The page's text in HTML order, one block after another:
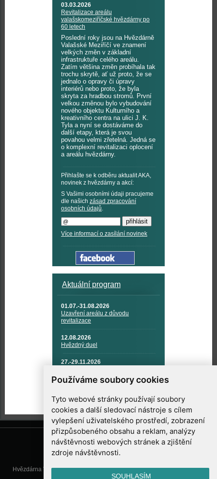
Používáme soubory cookies
Tyto webové stránky používají soubory
cookies a další sledovací nástroje s cílem
vylepšení uživatelského prostředí, zobrazení
přizpůsobeného obsahu a reklam, analýzy
návštěvnosti webových stránek a zjištění
zdroje návštěvnosti.
SOUHLASÍM
03.03.2026
Revitalizace areálu
valašskomeziříčské hvězdárny po
60 letech
Poslední roky jsou na Hvězdárně
Valašské Meziříčí ve znamení
velkých změn v základní
infrastruktuře celého areálu.
Zatím většina změn probíhala tak
trochu skrytě, ať už proto, že se
jednalo o opravy či úpravy
interiérů nebo proto, že byla
skryta za hradbou stromů. První
velkou změnou bylo vybudování
nového objektu Kulturního a
kreativního centra na ulici J. K.
Tyla a nyní se dostáváme do
další etapy, která je svou
povahou velmi zřetelná. Jedná se
o komplexní revitalizaci oplocení
a areálu hvězdárny.
Přihlašte se k odběru aktualit AKA,
novinek z hvězdárny a akcí:
S Vašimi osobními údaji pracujeme
dle našich zásad zpracování
osobních údajů.
Více informací o zasílání novinek
Aktuální program
01.07.-31.08.2026
Uzavření areálu z důvodu
revitalizace
12.08.2026
Hvězdný duel
27.-29.11.2026
TECHNIKA A KOSMICKÉ
TECHNOLOGIE
Hvězdárna Valašské Meziříčí, příspěvková organizace, Vsetínská 78, 757